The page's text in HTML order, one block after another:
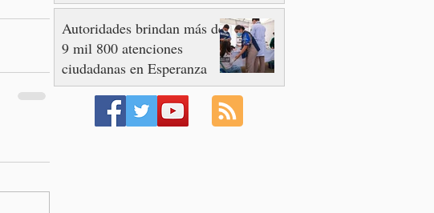
Autoridades brindan más de
9 mil 800 atenciones
ciudadanas en Esperanza